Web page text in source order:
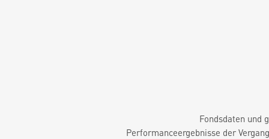
Fondsdaten und
Performanceergebnisse der